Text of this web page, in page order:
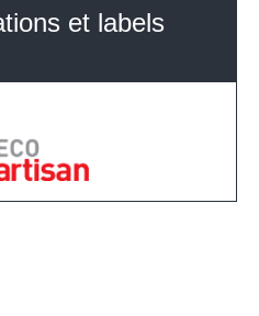
et labels